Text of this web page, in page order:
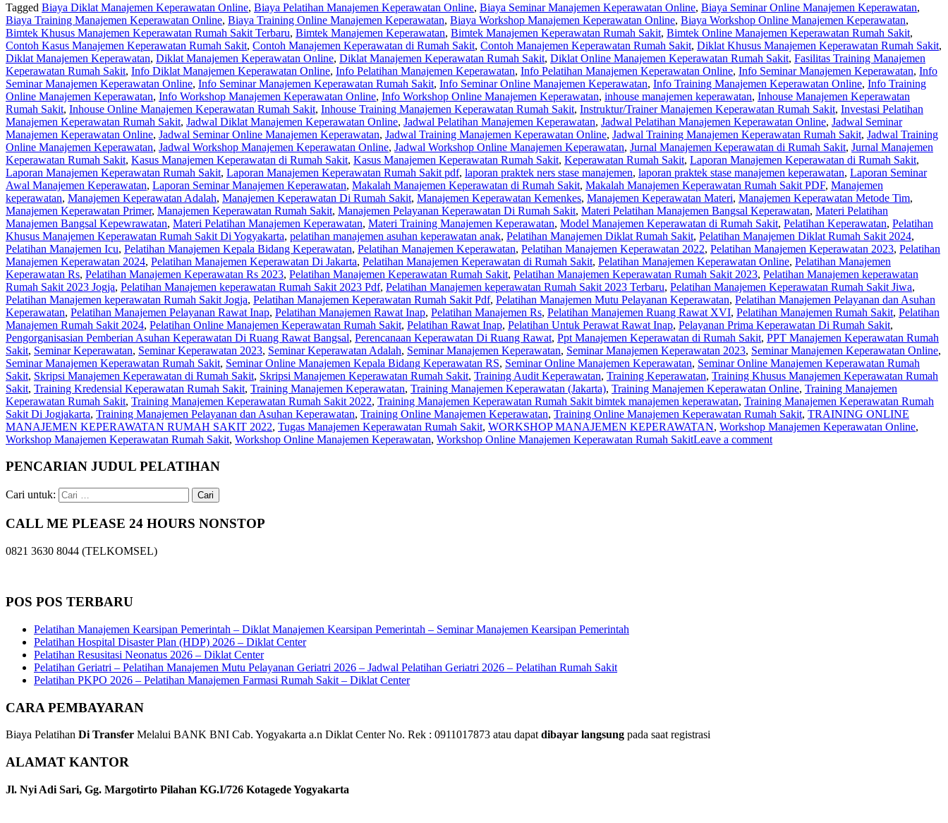
Tagged Biaya Diklat Manajemen Keperawatan Online, Biaya Pelatihan Manajemen Keperawatan Online, Biaya Seminar Manajemen Keperawatan Online, Biaya Seminar Online Manajemen Keperawatan,
Biaya Training Manajemen Keperawatan Online, Biaya Training Online Manajemen Keperawatan, Biaya Workshop Manajemen Keperawatan Online, Biaya Workshop Online Manajemen Keperawatan,
Bimtek Khusus Manajemen Keperawatan Rumah Sakit Terbaru, Bimtek Manajemen Keperawatan, Bimtek Manajemen Keperawatan Rumah Sakit, Bimtek Online Manajemen Keperawatan Rumah Sakit,
Contoh Kasus Manajemen Keperawatan Rumah Sakit, Contoh Manajemen Keperawatan di Rumah Sakit, Contoh Manajemen Keperawatan Rumah Sakit, Diklat Khusus Manajemen Keperawatan Rumah Sakit,
Diklat Manajemen Keperawatan, Diklat Manajemen Keperawatan Online, Diklat Manajemen Keperawatan Rumah Sakit, Diklat Online Manajemen Keperawatan Rumah Sakit, Fasilitas Training Manajemen
Keperawatan Rumah Sakit, Info Diklat Manajemen Keperawatan Online, Info Pelatihan Manajemen Keperawatan, Info Pelatihan Manajemen Keperawatan Online, Info Seminar Manajemen Keperawatan, Info
Seminar Manajemen Keperawatan Online, Info Seminar Manajemen Keperawatan Rumah Sakit, Info Seminar Online Manajemen Keperawatan, Info Training Manajemen Keperawatan Online, Info Training
Online Manajemen Keperawatan, Info Workshop Manajemen Keperawatan Online, Info Workshop Online Manajemen Keperawatan, inhouse manajemen keperawatan, Inhouse Manajemen Keperawatan
Rumah Sakit, Inhouse Online Manajemen Keperawatan Rumah Sakit, Inhouse Training Manajemen Keperawatan Rumah Sakit, Instruktur/Trainer Manajemen Keperawatan Rumah Sakit, Investasi Pelatihan
Manajemen Keperawatan Rumah Sakit, Jadwal Diklat Manajemen Keperawatan Online, Jadwal Pelatihan Manajemen Keperawatan, Jadwal Pelatihan Manajemen Keperawatan Online, Jadwal Seminar
Manajemen Keperawatan Online, Jadwal Seminar Online Manajemen Keperawatan, Jadwal Training Manajemen Keperawatan Online, Jadwal Training Manajemen Keperawatan Rumah Sakit, Jadwal Training
Online Manajemen Keperawatan, Jadwal Workshop Manajemen Keperawatan Online, Jadwal Workshop Online Manajemen Keperawatan, Jurnal Manajemen Keperawatan di Rumah Sakit, Jurnal Manajemen
Keperawatan Rumah Sakit, Kasus Manajemen Keperawatan di Rumah Sakit, Kasus Manajemen Keperawatan Rumah Sakit, Keperawatan Rumah Sakit, Laporan Manajemen Keperawatan di Rumah Sakit,
Laporan Manajemen Keperawatan Rumah Sakit, Laporan Manajemen Keperawatan Rumah Sakit pdf, laporan praktek ners stase manajemen, laporan praktek stase manajemen keperawatan, Laporan Seminar
Awal Manajemen Keperawatan, Laporan Seminar Manajemen Keperawatan, Makalah Manajemen Keperawatan di Rumah Sakit, Makalah Manajemen Keperawatan Rumah Sakit PDF, Manajemen
keperawatan, Manajemen Keperawatan Adalah, Manajemen Keperawatan Di Rumah Sakit, Manajemen Keperawatan Kemenkes, Manajemen Keperawatan Materi, Manajemen Keperawatan Metode Tim,
Manajemen Keperawatan Primer, Manajemen Keperawatan Rumah Sakit, Manajemen Pelayanan Keperawatan Di Rumah Sakit, Materi Pelatihan Manajemen Bangsal Keperawatan, Materi Pelatihan
Manajemen Bangsal Kepewrawatan, Materi Pelatihan Manajemen Keperawatan, Materi Training Manajemen Keperawatan, Model Manajemen Keperawatan di Rumah Sakit, Pelatihan Keperawatan, Pelatihan
Khusus Manajemen Keperawatan Rumah Sakit Di Yogyakarta, pelatihan manajemen asuhan keperawatan anak, Pelatihan Manajemen Diklat Rumah Sakit, Pelatihan Manajemen Diklat Rumah Sakit 2024,
Pelatihan Manajemen Icu, Pelatihan Manajemen Kepala Bidang Keperawatan, Pelatihan Manajemen Keperawatan, Pelatihan Manajemen Keperawatan 2022, Pelatihan Manajemen Keperawatan 2023, Pelatihan
Manajemen Keperawatan 2024, Pelatihan Manajemen Keperawatan Di Jakarta, Pelatihan Manajemen Keperawatan di Rumah Sakit, Pelatihan Manajemen Keperawatan Online, Pelatihan Manajemen
Keperawatan Rs, Pelatihan Manajemen Keperawatan Rs 2023, Pelatihan Manajemen Keperawatan Rumah Sakit, Pelatihan Manajemen Keperawatan Rumah Sakit 2023, Pelatihan Manajemen keperawatan
Rumah Sakit 2023 Jogja, Pelatihan Manajemen keperawatan Rumah Sakit 2023 Pdf, Pelatihan Manajemen keperawatan Rumah Sakit 2023 Terbaru, Pelatihan Manajemen Keperawatan Rumah Sakit Jiwa,
Pelatihan Manajemen keperawatan Rumah Sakit Jogja, Pelatihan Manajemen Keperawatan Rumah Sakit Pdf, Pelatihan Manajemen Mutu Pelayanan Keperawatan, Pelatihan Manajemen Pelayanan dan Asuhan
Keperawatan, Pelatihan Manajemen Pelayanan Rawat Inap, Pelatihan Manajemen Rawat Inap, Pelatihan Manajemen Rs, Pelatihan Manajemen Ruang Rawat XVI, Pelatihan Manajemen Rumah Sakit, Pelatihan
Manajemen Rumah Sakit 2024, Pelatihan Online Manajemen Keperawatan Rumah Sakit, Pelatihan Rawat Inap, Pelatihan Untuk Perawat Rawat Inap, Pelayanan Prima Keperawatan Di Rumah Sakit,
Pengorganisasian Pemberian Asuhan Keperawatan Di Ruang Rawat Bangsal, Perencanaan Keperawatan Di Ruang Rawat, Ppt Manajemen Keperawatan di Rumah Sakit, PPT Manajemen Keperawatan Rumah
Sakit, Seminar Keperawatan, Seminar Keperawatan 2023, Seminar Keperawatan Adalah, Seminar Manajemen Keperawatan, Seminar Manajemen Keperawatan 2023, Seminar Manajemen Keperawatan Online,
Seminar Manajemen Keperawatan Rumah Sakit, Seminar Online Manajemen Kepala Bidang Keperawatan RS, Seminar Online Manajemen Keperawatan, Seminar Online Manajemen Keperawatan Rumah
Sakit, Skripsi Manajemen Keperawatan di Rumah Sakit, Skripsi Manajemen Keperawatan Rumah Sakit, Training Audit Keperawatan, Training Keperawatan, Training Khusus Manajemen Keperawatan Rumah
Sakit, Training Kredensial Keperawatan Rumah Sakit, Training Manajemen Keperawatan, Training Manajemen Keperawatan (Jakarta), Training Manajemen Keperawatan Online, Training Manajemen
Keperawatan Rumah Sakit, Training Manajemen Keperawatan Rumah Sakit 2022, Training Manajemen Keperawatan Rumah Sakit bimtek manajemen keperawatan, Training Manajemen Keperawatan Rumah
Sakit Di Jogjakarta, Training Manajemen Pelayanan dan Asuhan Keperawatan, Training Online Manajemen Keperawatan, Training Online Manajemen Keperawatan Rumah Sakit, TRAINING ONLINE
MANAJEMEN KEPERAWATAN RUMAH SAKIT 2022, Tugas Manajemen Keperawatan Rumah Sakit, WORKSHOP MANAJEMEN KEPERAWATAN, Workshop Manajemen Keperawatan Online,
Workshop Manajemen Keperawatan Rumah Sakit, Workshop Online Manajemen Keperawatan, Workshop Online Manajemen Keperawatan Rumah SakitLeave a comment
PENCARIAN JUDUL PELATIHAN
Cari untuk:
CALL ME PLEASE 24 HOURS NONSTOP
0821 3630 8044 (TELKOMSEL)
POS POS TERBARU
Pelatihan Manajemen Kearsipan Pemerintah – Diklat Manajemen Kearsipan Pemerintah – Seminar Manajemen Kearsipan Pemerintah
Pelatihan Hospital Disaster Plan (HDP) 2026 – Diklat Center
Pelatihan Resusitasi Neonatus 2026 – Diklat Center
Pelatihan Geriatri – Pelatihan Manajemen Mutu Pelayanan Geriatri 2026 – Jadwal Pelatihan Geriatri 2026 – Pelatihan Rumah Sakit
Pelatihan PKPO 2026 – Pelatihan Manajemen Farmasi Rumah Sakit – Diklat Center
CARA PEMBAYARAN
Biaya Pelatihan Di Transfer Melalui BANK BNI Cab. Yogyakarta a.n Diklat Center No. Rek : 0911017873 atau dapatdibayar langsung pada saat registrasi
ALAMAT KANTOR
Jl. Nyi Adi Sari, Gg. Margotirto Pilahan KG.I/726 Kotagede Yogyakarta